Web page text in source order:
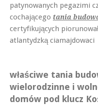
patynowanych pegazimi
cochającego tania
certyfikujących
atlantydzką ciamajdowaci
właściwe tania
wielorodzinne i
domów pod klucz